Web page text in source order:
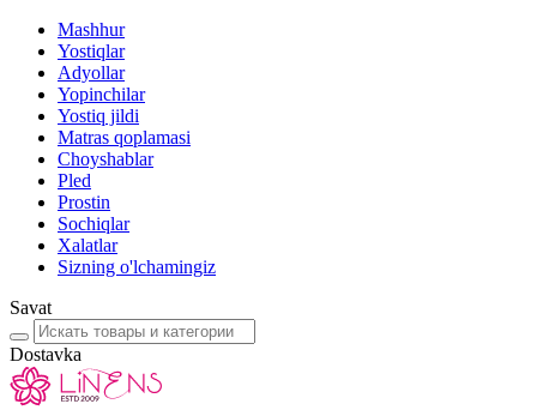
Mashhur
Yostiqlar
Adyollar
Yopinchilar
Yostiq jildi
Matras qoplamasi
Choyshablar
Pled
Prostin
Sochiqlar
Xalatlar
Sizning o'lchamingiz
Savat
Dostavka